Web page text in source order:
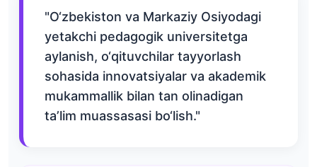
"O‘zbekiston va Markaziy Osiyodagi
yetakchi pedagogik universitetga
aylanish, o‘qituvchilar tayyorlash
sohasida innovatsiyalar va akademik
mukammallik bilan tan olinadigan
ta’lim muassasasi bo‘lish."